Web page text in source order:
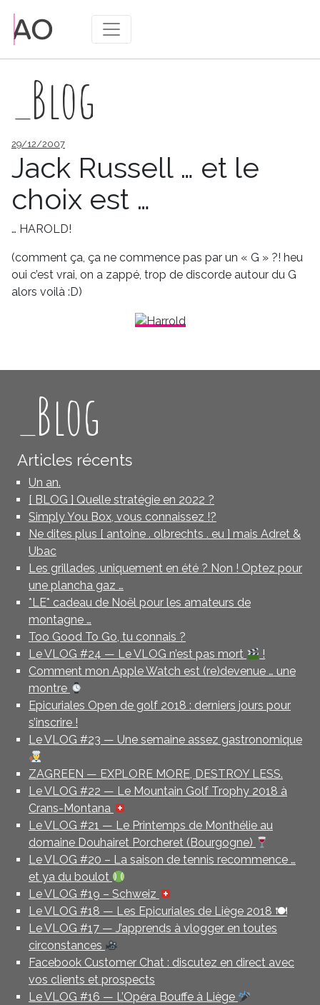
_Blog
Articles récents
Un an.
[ BLOG ] Quelle stratégie en 2022 ?
Simply You Box, vous connaissez !?
Ne dites plus [ antoine . olbrechts . eu ] mais Adret &
Ubac
Les grillades, uniquement en été ? Non ! Optez pour
une plancha gaz …
*LE* cadeau de Noël pour les amateurs de
montagne …
Too Good To Go, tu connais ?
Le VLOG #24 — Le VLOG n’est pas mort
!
Comment mon Apple Watch est (re)devenue … une
montre
Epicuriales Open de golf 2018 : derniers jours pour
s’inscrire !
Le VLOG #23 — Une semaine assez gastronomique
ZAGREEN — EXPLORE MORE, DESTROY LESS.
Le VLOG #22 — Le Mountain Golf Trophy 2018 à
Crans-Montana
Le VLOG #21 — Le Printemps de Monthélie au
domaine Douhairet Porcheret (Bourgogne)
Le VLOG #20 – La saison de tennis recommence …
et ya du boulot
Le VLOG #19 – Schweiz
Le VLOG #18 — Les Epicuriales de Liège 2018 🍽
Le VLOG #17 — J’apprends à vlogger en toutes
circonstances
Facebook Customer Chat : discutez en direct avec
vos clients et prospects
Le VLOG #16 — L’Opéra Bouffe à Liège
_Blog
Publié
29/12/2007
Jack Russell … et le
choix est …
… HAROLD!
(comment ça, ça ne commence pas par un « G » ?! heu
oui c’est vrai, on a zappé, trop de discorde autour du G
alors voilà :D)